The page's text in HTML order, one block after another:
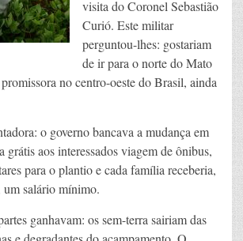
visita do Coronel Sebastião
Curió. Este militar
perguntou-lhes: gostariam
de ir para o norte do Mato
no centro-oeste do Brasil, ainda
o governo bancava a mudança em
grátis aos interessados viagem de ônibus,
para o plantio e cada família receberia,
um salário mínimo.
ganhavam: os sem-terra sairiam das